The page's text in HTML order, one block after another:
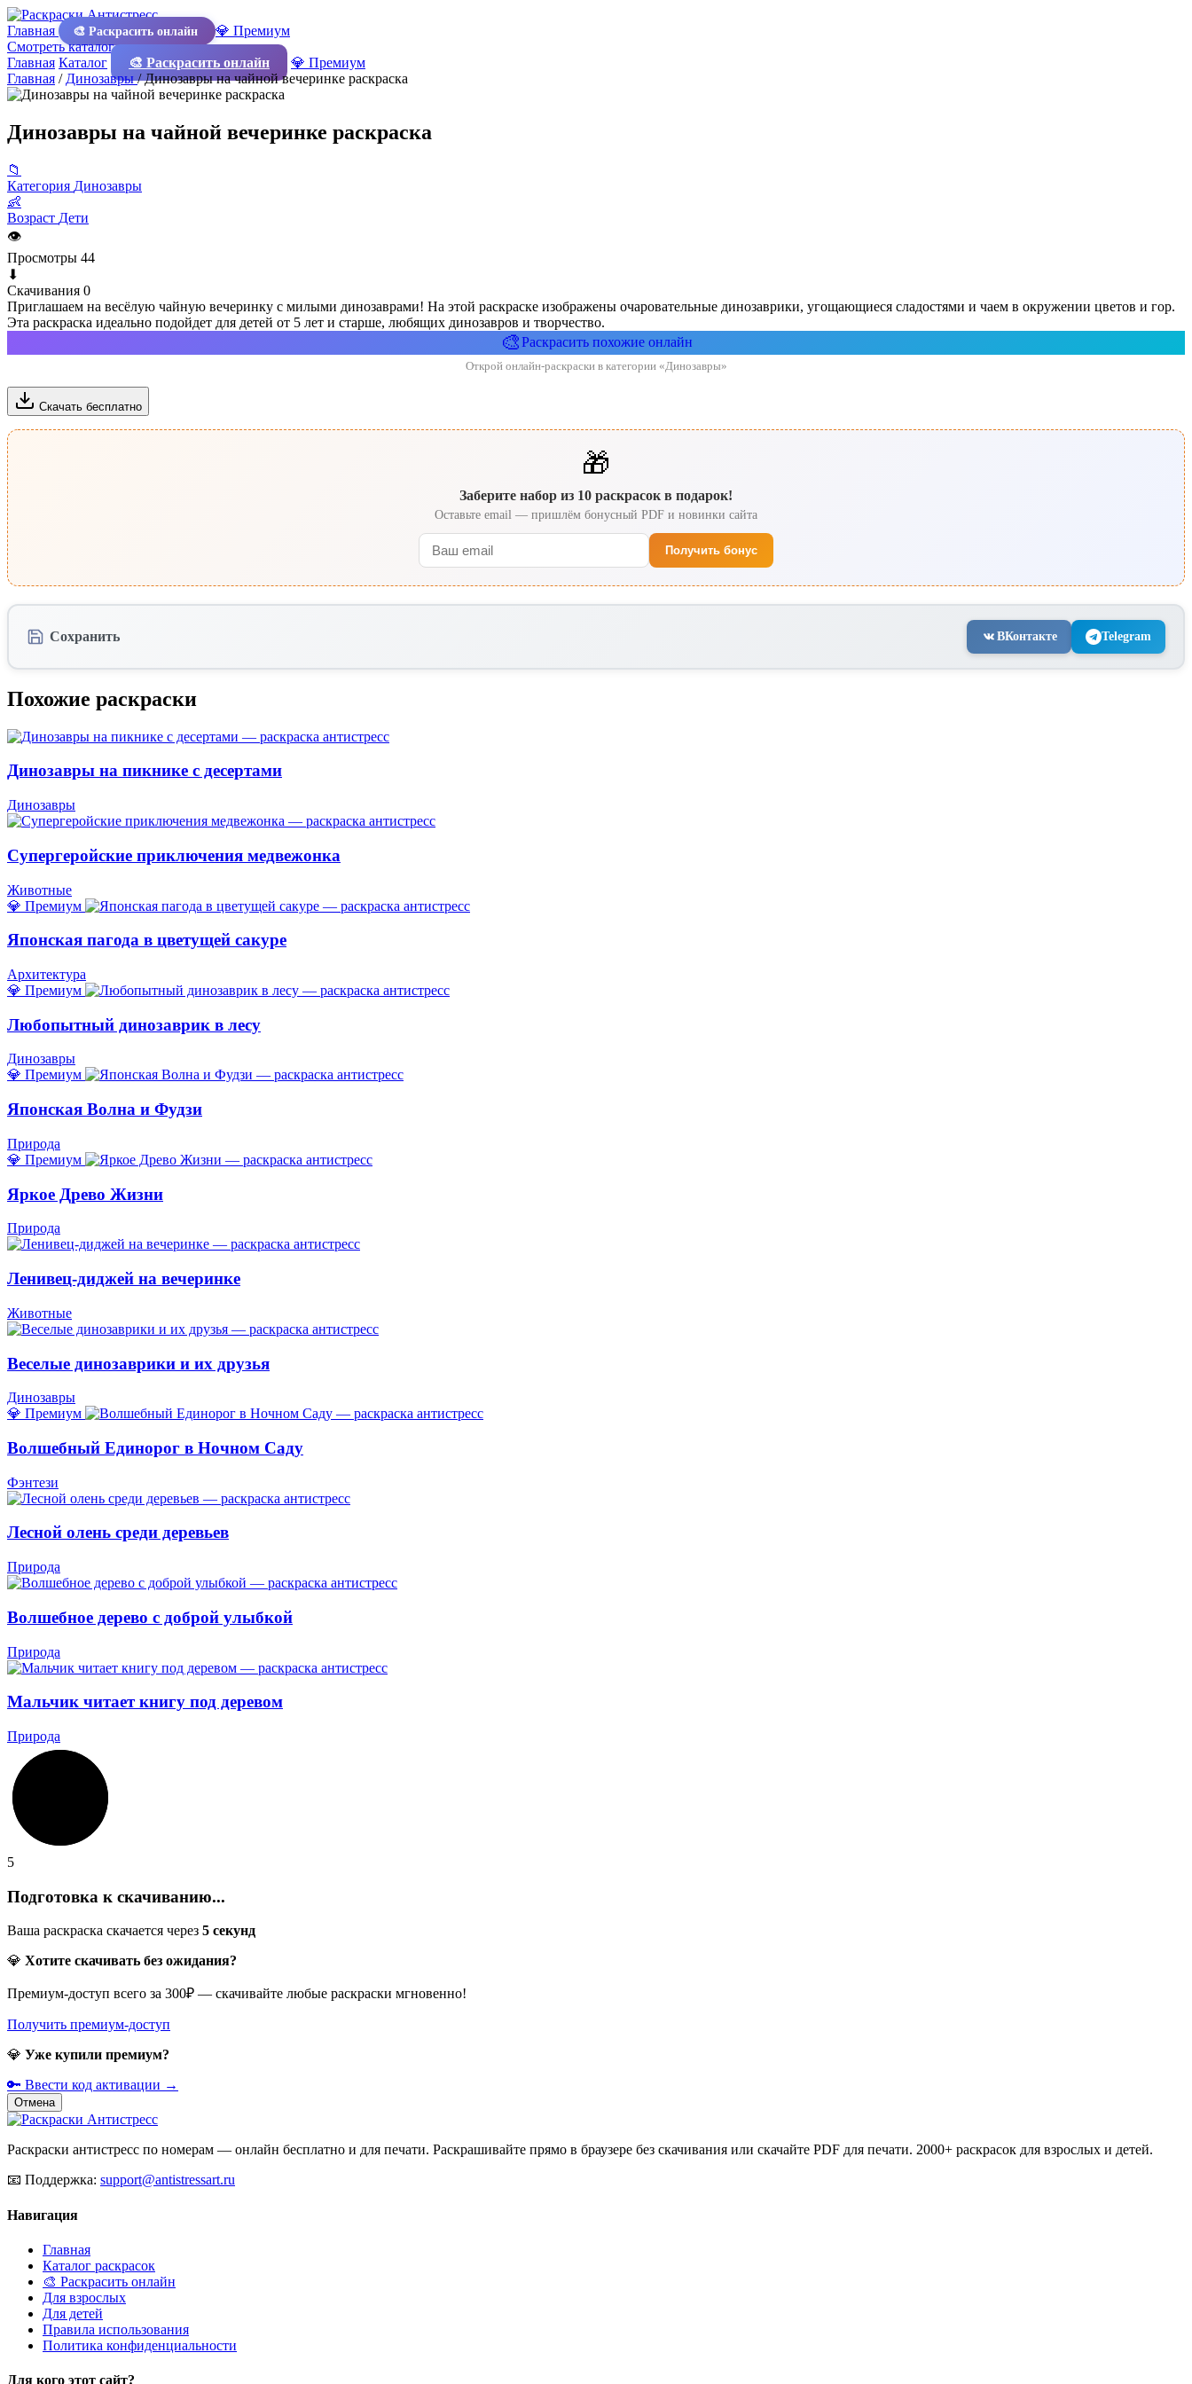
Главная 🎨 Раскрасить онлайн
💎 Премиум
Смотреть каталог
Главная Каталог 🎨 Раскрасить онлайн
💎 Премиум
Главная / Динозавры/Динозавры на чайной вечеринке раскраска
Динозавры на чайной вечеринке раскраска
📁
Категория Динозавры
👶
Возраст Дети
👁
Просмотры 44
⬇
Скачивания 0
Приглашаем на весёлую чайную вечеринку с милыми динозаврами! На этой раскраске изображены очаровательные динозаврики, угощающиеся сладостями и чаем в окружении цветов и гор.
Эта раскраска идеально подойдет для детей от 5 лет и старше, любящих динозавров и творчество.
🎨Раскрасить похожие онлайн
Открой онлайн-раскраски в категории «Динозавры»
Скачать бесплатно
🎁
Заберите набор из 10 раскрасок в подарок!
Оставьте email — пришлём бонусный PDF и новинки сайта
Получить бонус
Сохранить ВКонтакте Telegram
Похожие раскраски
Динозавры на пикнике с десертами
Динозавры
Супергеройские приключения медвежонка
Животные
💎 Премиум
Японская пагода в цветущей сакуре
Архитектура
💎 Премиум
Любопытный динозаврик в лесу
Динозавры
💎 Премиум
Японская Волна и Фудзи
Природа
💎 Премиум
Яркое Древо Жизни
Природа
Ленивец-диджей на вечеринке
Животные
Веселые динозаврики и их друзья
Динозавры
💎 Премиум
Волшебный Единорог в Ночном Саду
Фэнтези
Лесной олень среди деревьев
Природа
Волшебное дерево с доброй улыбкой
Природа
Мальчик читает книгу под деревом
Природа
5
Подготовка к скачиванию...
Ваша раскраска скачается через 5 секунд
💎 Хотите скачивать без ожидания?
Премиум-доступ всего за 300₽ — скачивайте любые раскраски мгновенно!
Получить премиум-доступ
💎 Уже купили премиум?
🔑 Ввести код активации →
Отмена
Раскраски антистресс по номерам — онлайн бесплатно и для печати. Раскрашивайте прямо в браузере без скачивания или скачайте PDF для печати. 2000+ раскрасок для взрослых и детей.
📧 Поддержка: support@antistressart.ru
Навигация
Главная
Каталог раскрасок
🎨 Раскрасить онлайн
Для взрослых
Для детей
Правила использования
Политика конфиденциальности
Для кого этот сайт?